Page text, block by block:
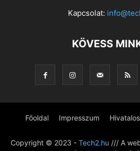
Kapcsolat:
KÖVESS
Főoldal Impresszum
Copyright © 2023 - Tech2.hu /// A